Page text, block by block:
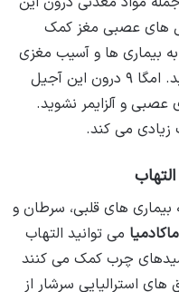
های عصبی مغز کمک
بیماری ها و آسیب مغزی
با استفاده از این فندق کاهش می یابد. امگا ۹ درون این آجیل
و آلزایمر نشوید.
زیادی می کند.
های قلبی، سرطان و
می توانید التهاب
کاهش دهید. امگا ۶ و اسیدهای چرب کمک می کنند
استرالیایی سرشار از